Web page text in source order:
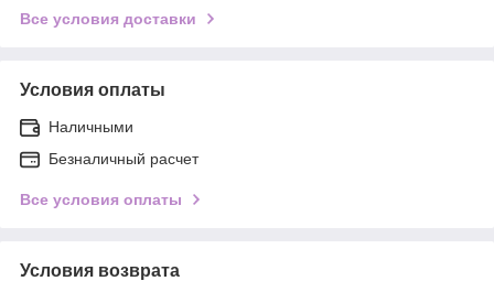
Все условия доставки
Условия оплаты
Наличными
Безналичный расчет
Все условия оплаты
Условия возврата